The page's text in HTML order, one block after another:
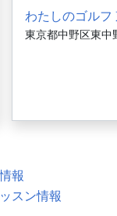
わたしのゴルフ
東京都中野区東
報
スン情報